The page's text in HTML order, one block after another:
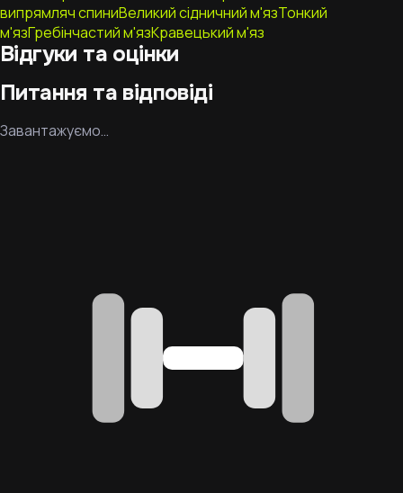
випрямляч спиниВеликий сідничний м'язТонкий
м'язГребінчастий м'язКравецький м'яз
Відгуки та оцінки
Питання та відповіді
Завантажуємо…